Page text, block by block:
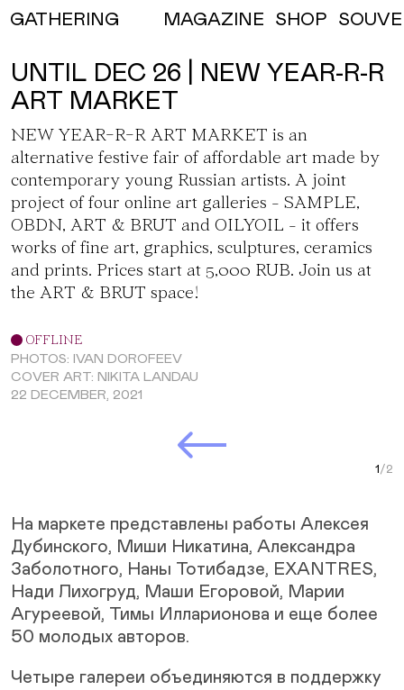
GATHERING MAGAZINE SHOP
UNTIL DEC 26 | NEW YEAR-R-R
ART MARKET
OFFLINE
PHOTOS: IVAN DOROFEEV
COVER ART: NIKITA LANDAU
22 DECEMBER, 2021
NEW YEAR-R-R ART MARKET is an
alternative festive fair of affordable art made by
contemporary young Russian artists. A joint
project of four online art galleries - SAMPLE,
OBDN, ART & BRUT and OILYOIL - it offers
works of fine art, graphics, sculptures, ceramics
and prints. Prices start at 5,000 RUB. Join us at
the ART & BRUT space!
На маркете представлены работы Алексея
Дубинского, Миши Никатина, Александра
Заболотного, Наны Тотибадзе, EXANTRES,
Нади Лихогруд, Маши Егоровой, Марии
Агуреевой, Тимы Илларионова и еще более
50 молодых авторов.
Четыре галереи объединяются в поддержку